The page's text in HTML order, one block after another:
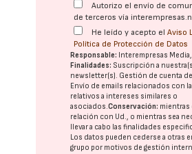
Autorizo el envío de
de terceros vía
He leído y acepto elAviso
Política de Protección de Datos
Responsable: Interempresas Media,
Finalidades: Suscripción a
newsletter(s). Gestión de cuenta
Envío de emails relacionados con
relativos a intereses similares o
asociados.Conservación: mientras
relación con Ud., o mientras sea
llevar a cabo las finalidades
Los datos pueden cederse a otras
grupo por motivos de gestión